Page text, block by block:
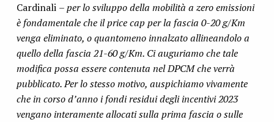
Cardinali – per lo sviluppo della mobilità a zero emissioni
è fondamentale che il price cap per la fascia 0-20 g/Km
venga eliminato, o quantomeno innalzato allineandolo a
quello della fascia 21-60 g/Km. Ci auguriamo che tale
modifica possa essere contenuta nel DPCM che verrà
pubblicato. Per lo stesso motivo, auspichiamo vivamente
che in corso d’anno i fondi residui degli incentivi 2023
vengano interamente allocati sulla prima fascia o sulle